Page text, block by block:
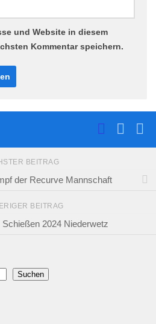
und Website in diesem
Kommentar speichern.
BEITRAG
der Recurve Mannschaft
BEITRAG
2024 Niederwetz
Suchen